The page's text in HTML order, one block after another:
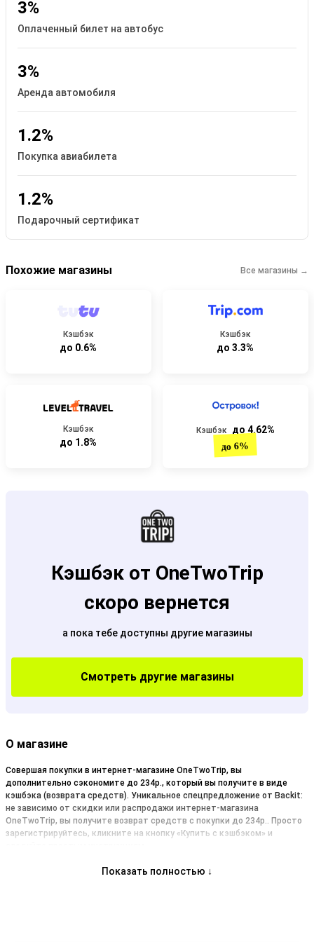
3%
Оплаченный билет на автобус
3%
Аренда автомобиля
1.2%
Покупка авиабилета
1.2%
Подарочный сертификат
Похожие магазины Все магазины →
Кэшбэк
до 0.6%
Кэшбэк
до 3.3%
Кэшбэк
до 1.8%
Кэшбэк до 4.62%
до 6%
Кэшбэк от OneTwoTrip
скоро вернется
а пока тебе доступны другие магазины
Смотреть другие магазины
О магазине
Совершая покупки в интернет-магазине OneTwoTrip, вы
дополнительно сэкономите до 234р., который вы получите в виде
кэшбэка (возврата средств). Уникальное спецпредложение от Backit:
не зависимо от скидки или распродажи интернет-магазина
OneTwoTrip, вы получите возврат средств с покупки до 234р.. Просто
зарегистрируйтесь, кликните на кнопку «Купить с кэшбэком» и
Показать полностью ↓